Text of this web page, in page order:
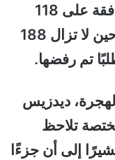
Migrationsverket، تمت الموافقة على 118
طلبًا حتى نهاية مايو 2026، في حين لا تزال 188
ديدزيس
تلاحظ
إلى أن جزءًا